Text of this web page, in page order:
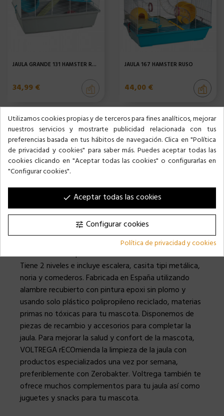
JAULA GRANDE 131 HÁMSTER RUSO
34,99 €
JAULA 167 HÁMSTER RUSO
44,00 €
DESCRIPCIÓN
Producto ECO. Esta jaula grande pertenece a la
colección Hamster XL, es una jaula muy completa, es
ideal para hámster Ruso y Roborosky, gracias a una
malla con una separación entre alambres de 7mm.
Tiene 2 niveles e incluye escalera, casita tipi metálica,
noria y comederos. Fabricada en España utilizando
alambre recubierto con pintura epoxi sin plomo y
usando solo plástico polipropileno reciclado, materias
primas no tóxicas para tu mascota. Disponemos de
piezas de recambio y accesorios para completar la
jaula. Para mejorar la salud y confort de la mascota,
VOLTREGA rECOmienda la limpieza de la jaula con
productos especializados una vez por semana,
preferiblemente con Zerobakter. Voltrega también te
ofrece muchos complementos para tu jaula así como
juguetes y snacks para tu mascota.
Utilizamos cookies propias y de terceros para fines analíticos, mejorar
nuestros servicios y mostrarte publicidad relacionada con tus
preferencias basada en tus hábitos de navegación. Clica en "Política
de privacidad y cookies" para saber más. Puedes aceptar todas las
cookies clicando en "Aceptar todas las cookies" o configurarlas en
"Configurar cookies".
done Aceptar todas las cookies
tune Configurar cookies
Política de privacidad y cookies